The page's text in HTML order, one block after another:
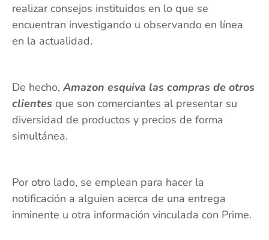
realizar consejos instituidos en lo que se
encuentran investigando u observando en línea
en la actualidad.
De hecho, Amazon esquiva las compras de otros
clientes que son comerciantes al presentar su
diversidad de productos y precios de forma
simultánea.
Por otro lado, se emplean para hacer la
notificación a alguien acerca de una entrega
inminente u otra información vinculada con Prime.